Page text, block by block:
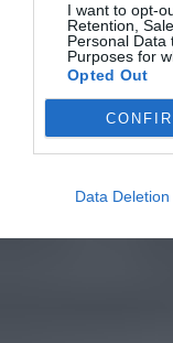
I want to opt-
Retention,
Personal Data
Purposes for
Opted Out
Data Deletion